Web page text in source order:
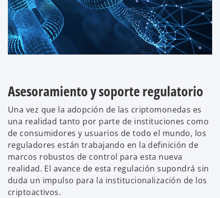
Asesoramiento y soporte regulatorio
Una vez que la adopción de las criptomonedas es
una realidad tanto por parte de instituciones como
de consumidores y usuarios de todo el mundo, los
reguladores están trabajando en la definición de
marcos robustos de control para esta nueva
realidad. El avance de esta regulación supondrá sin
duda un impulso para la institucionalización de los
criptoactivos.